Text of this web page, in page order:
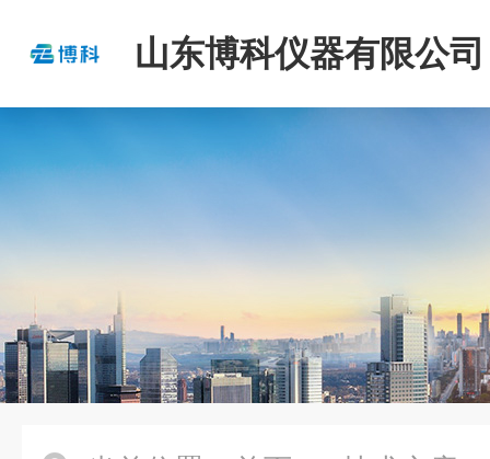
山东博科仪器有限公司